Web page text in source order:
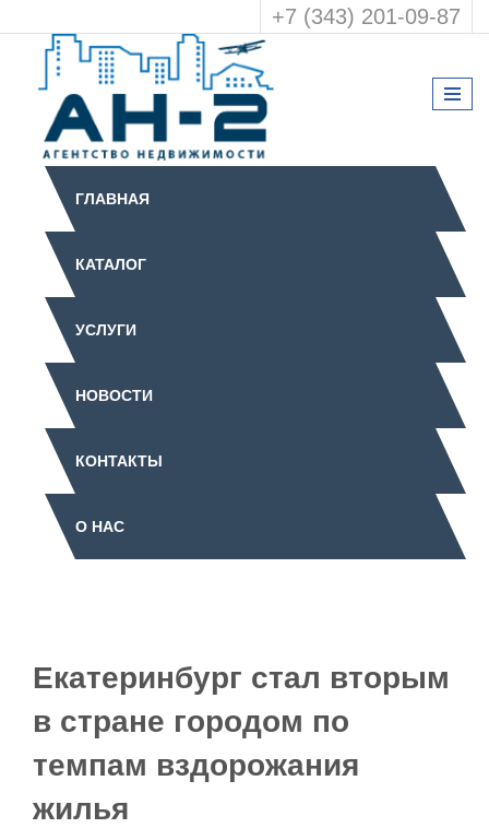
+7 (343) 201-09-87
ГЛАВНАЯ
КАТАЛОГ
УСЛУГИ
НОВОСТИ
КОНТАКТЫ
О НАС
Екатеринбург стал вторым
в стране городом по
темпам вздорожания
жилья